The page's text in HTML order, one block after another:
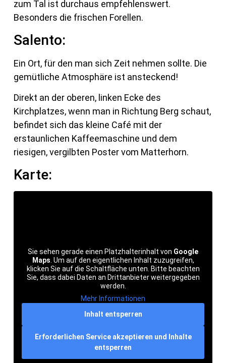
zum Tal ist durchaus empfehlenswert.
Besonders die frischen Forellen.
Salento:
Ein Ort, für den man sich Zeit nehmen sollte. Die
gemütliche Atmosphäre ist ansteckend!
Direkt an der oberen, linken Ecke des
Kirchplatzes, wenn man in Richtung Berg schaut,
befindet sich das kleine Café mit der
erstaunlichen Kaffeemaschine und dem
riesigen, vergilbten Poster vom Matterhorn.
Karte:
Sie sehen gerade einen Platzhalterinhalt von Google
Maps . Um auf den eigentlichen Inhalt zuzugreifen,
klicken Sie auf die Schaltfläche unten. Bitte beachten
Sie, dass dabei Daten an Drittanbieter weitergegeben
werden.
Mehr Informationen
Inhalt entsperren
Erforderlichen Service akzeptieren und Inhalte
entsperren